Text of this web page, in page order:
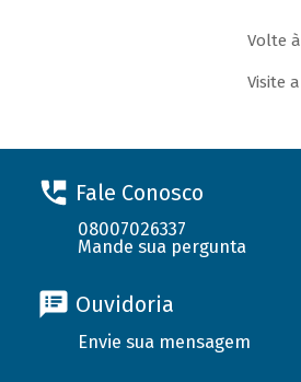
Volte à
Visite a
Fale Conosco
08007026337
Mande sua pergunta
Ouvidoria
Envie sua mensagem